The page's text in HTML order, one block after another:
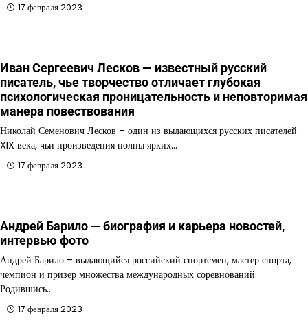
17 февраля 2023
Иван Сергеевич Лесков — известный русский
писатель, чье творчество отличает глубокая
психологическая проницательность и неповторимая
манерa повествования
Николай Семенович Лесков – один из выдающихся русских писателей
XIX века, чьи произведения полны ярких…
17 февраля 2023
Андрей Барило — биография и карьера новостей,
интервью фото
Андрей Барило – выдающийся российский спортсмен, мастер спорта,
чемпион и призер множества международных соревнований.
Родившись…
17 февраля 2023